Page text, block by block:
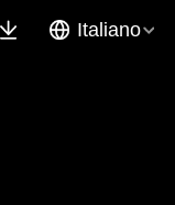
Italiano